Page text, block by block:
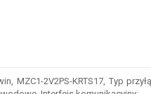
MZC1-2V2PS-KRTS17, Typ